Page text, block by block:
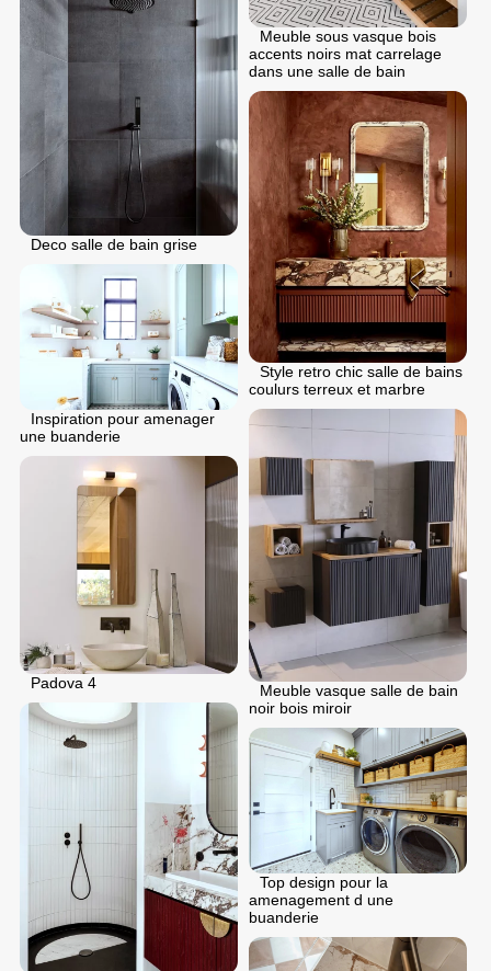
Meuble sous vasque bois
accents noirs mat carrelage
dans une salle de bain
Deco salle de bain grise
Style retro chic salle de bains
coulurs terreux et marbre
Inspiration pour amenager
une buanderie
Meuble vasque salle de bain
noir bois miroir
Padova 4
Top design pour la
amenagement d une
buanderie